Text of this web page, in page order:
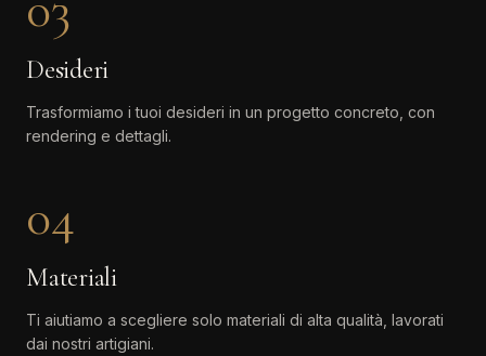
Desideri
Trasformiamo i tuoi desideri in un progetto concreto, con
rendering e dettagli.
04
Materiali
Ti aiutiamo a scegliere solo materiali di alta qualità, lavorati
dai nostri artigiani.